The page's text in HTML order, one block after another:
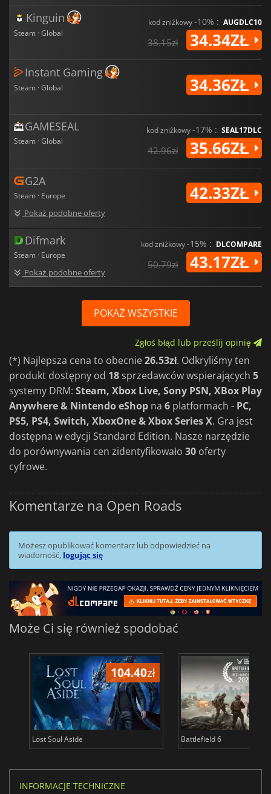
Kinguin
Steam · Global
kod zniżkowy-10% : AUGDLC10
38.15zł 34.34ZŁ
Instant Gaming
Steam · Global 34.36ZŁ
GAMESEAL
Steam · Global
kod zniżkowy-17% : SEAL17DLC
42.96zł 35.66ZŁ
G2A
Steam · Europe
Pokaż podobne oferty
42.33ZŁ
Difmark
Steam · Europe
Pokaż podobne oferty
kod zniżkowy-15% : DLCOMPARE
50.79zł 43.17ZŁ
POKAŻ WSZYSTKIE
Zgłoś błąd lub prześlij opinię
(*) Najlepsza cena to obecnie26.53zł. Odkryliśmy ten
produkt dostępny od 18 sprzedawców wspierających 5
systemy DRM: Steam, Xbox Live, Sony PSN, XBox Play
Anywhere & Nintendo eShop na 6 platformach - PC,
PS5, PS4, Switch, XboxOne & Xbox Series X. Gra jest
dostępna w edycji Standard Edition. Nasze narzędzie
do porównywania cen zidentyfikowało 30 oferty
cyfrowe.
Komentarze na Open Roads
Możesz opublikować komentarz lub odpowiedzieć na
wiadomość, logując się
Może Ci się również spodobać
104.40zł
Lost Soul Aside Battlefield 6
INFORMACJE TECHNICZNE